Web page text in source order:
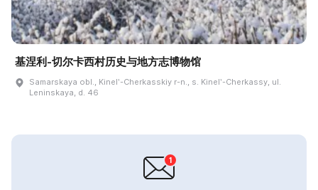
基涅利-切尔卡西村历史与地方志博物馆
Samarskaya obl., Kinelʹ-Cherkasskiy r-n., s. Kinelʹ-Cherkassy, ul.
Leninskaya, d. 46